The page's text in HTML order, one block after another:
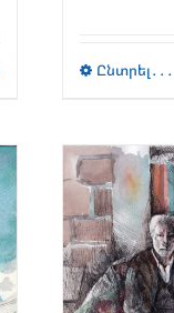
Ընտրել․․․